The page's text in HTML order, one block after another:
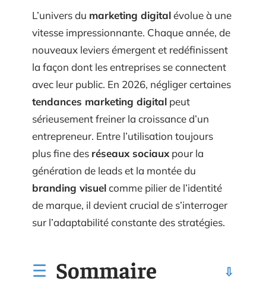
L’univers du marketing digitalévolue à une
vitesse impressionnante. Chaque année, de
nouveaux leviers émergent et redéfinissent
la façon dont les entreprises se connectent
avec leur public. En 2026, négliger certaines
tendances marketing digital peut
sérieusement freiner la croissance d’un
entrepreneur. Entre l’utilisation toujours
plus fine des réseaux sociaux pour la
génération de leads et la montée du
branding visuelcomme pilier de l’identité
de marque, il devient crucial de s’interroger
sur l’adaptabilité constante des stratégies.
Sommaire